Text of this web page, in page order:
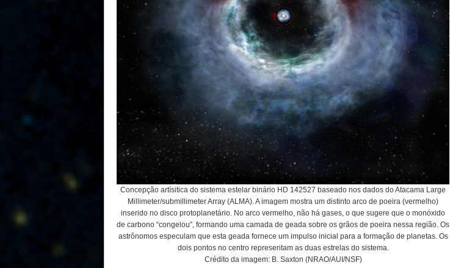
Concepção artísitica do sistema estelar binário HD 142527 baseado nos dados do Atacama Large
Millimeter/submillimeter Array (ALMA). A imagem mostra um distinto arco de poeira (vermelho)
inserido no disco protoplanetário. No arco vermelho, não há gases, o que sugere que o monóxido
de carbono “congelou”, formando uma camada de geada sobre os grãos de poeira nessa região. Os
astrônomos especulam que esta geada fornece um impulso inicial para a formação de planetas. Os
dois pontos no centro representam as duas estrelas do sistema.
Crédito da imagem: B. Saxton (NRAO/AUI/NSF)